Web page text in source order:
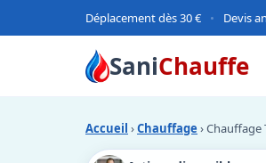
Déplacement dès 30 € • Devis
SaniChauffe
Accueil ›Chauffage › Chauffage